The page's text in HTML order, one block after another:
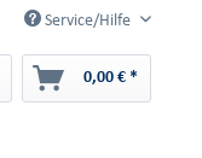
Service/Hilfe
0,00 € *